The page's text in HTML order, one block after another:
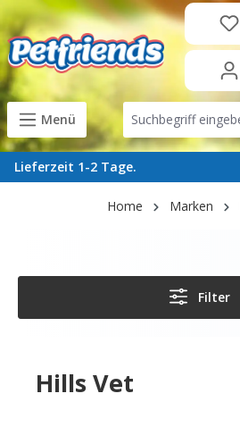
content
Menü
Lieferzeit 1-2 Tage.
Home Marken
Filter
Hills Vet